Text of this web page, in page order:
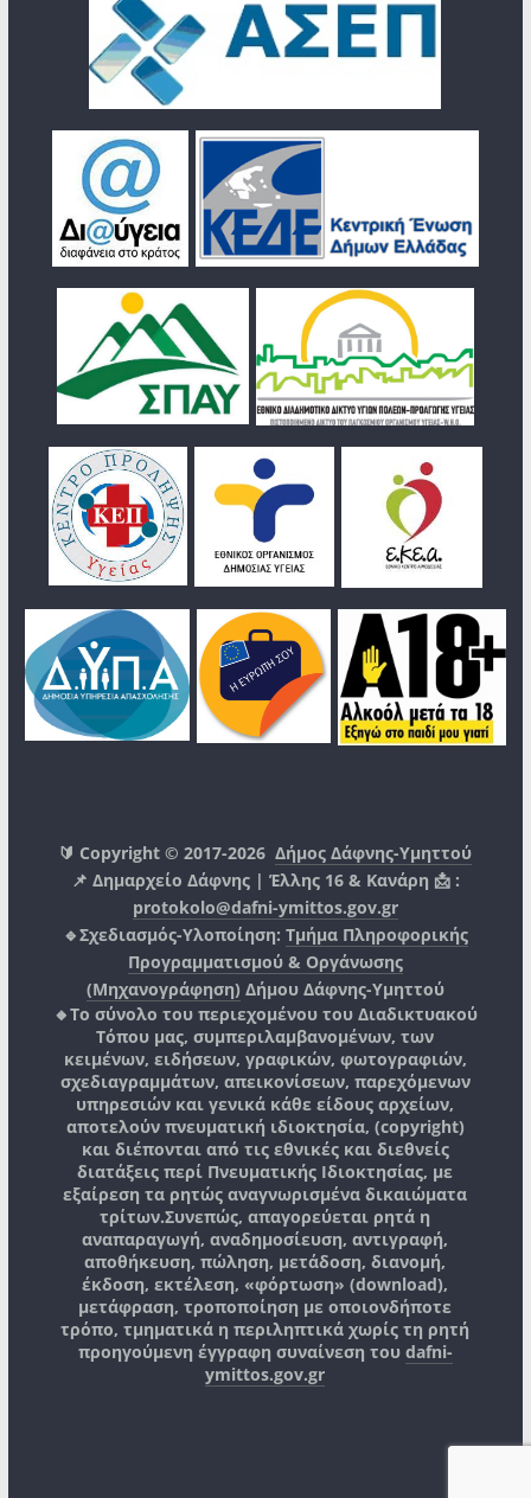
🔰 Copyright © 2017-2026Δήμος Δάφνης-Υμηττού
📌 Δημαρχείο Δάφνης | Έλλης 16 & Κανάρη 📩 :
protokolo@dafni-ymittos.gov.gr
🔹Σχεδιασμός-Υλοποίηση: Τμήμα Πληροφορικής
Προγραμματισμού & Οργάνωσης
(Μηχανογράφηση) Δήμου Δάφνης-Υμηττού
🔸Το σύνολο του περιεχομένου του Διαδικτυακού
Τόπου μας, συμπεριλαμβανομένων, των
κειμένων, ειδήσεων, γραφικών, φωτογραφιών,
σχεδιαγραμμάτων, απεικονίσεων, παρεχόμενων
υπηρεσιών και γενικά κάθε είδους αρχείων,
αποτελούν πνευματική ιδιοκτησία, (copyright)
και διέπονται από τις εθνικές και διεθνείς
διατάξεις περί Πνευματικής Ιδιοκτησίας, με
εξαίρεση τα ρητώς αναγνωρισμένα δικαιώματα
τρίτων.Συνεπώς, απαγορεύεται ρητά η
αναπαραγωγή, αναδημοσίευση, αντιγραφή,
αποθήκευση, πώληση, μετάδοση, διανομή,
έκδοση, εκτέλεση, «φόρτωση» (download),
μετάφραση, τροποποίηση με οποιονδήποτε
τρόπο, τμηματικά η περιληπτικά χωρίς τη ρητή
προηγούμενη έγγραφη συναίνεση του dafni-
ymittos.gov.gr